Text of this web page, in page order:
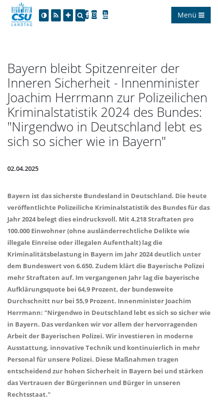
Menü
Bayern bleibt Spitzenreiter der
Inneren Sicherheit - Innenminister
Joachim Herrmann zur Polizeilichen
Kriminalstatistik 2024 des Bundes:
"Nirgendwo in Deutschland lebt es
sich so sicher wie in Bayern"
02.04.2025
Bayern ist das sicherste Bundesland in Deutschland. Die heute
veröffentlichte Polizeiliche Kriminalstatistik des Bundes für das
Jahr 2024 belegt dies eindrucksvoll. Mit 4.218 Straftaten pro
100.000 Einwohner (ohne ausländerrechtliche Delikte wie
illegale Einreise oder illegalen Aufenthalt) lag die
Kriminalitätsbelastung in Bayern im Jahr 2024 deutlich unter
dem Bundeswert von 6.650. Zudem klärt die Bayerische Polizei
mehr Straftaten auf. Im vergangenen Jahr lag die bayerische
Aufklärungsquote bei 64,9 Prozent, der bundesweite
Durchschnitt nur bei 55,9 Prozent. Innenminister Joachim
Herrmann: "Nirgendwo in Deutschland lebt es sich so sicher wie
in Bayern. Das verdanken wir vor allem der hervorragenden
Arbeit der Bayerischen Polizei. Wir investieren in moderne
Ausstattung, innovative Technik und kontinuierlich in mehr
Personal für unsere Polizei. Diese Maßnahmen tragen
entscheidend zur hohen Sicherheit in Bayern bei und stärken
das Vertrauen der Bürgerinnen und Bürger in unseren
Rechtsstaat."